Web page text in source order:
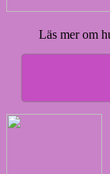
Läs mer om